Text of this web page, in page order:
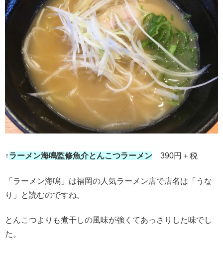
↑ラーメン海鳴監修魚介とんこつラーメン 390円＋税
「ラーメン海鳴」は福岡の人気ラーメン店で店名は「うな
り」と読むのですね。
とんこつよりも煮干しの風味が強くてあっさりした味でし
た。